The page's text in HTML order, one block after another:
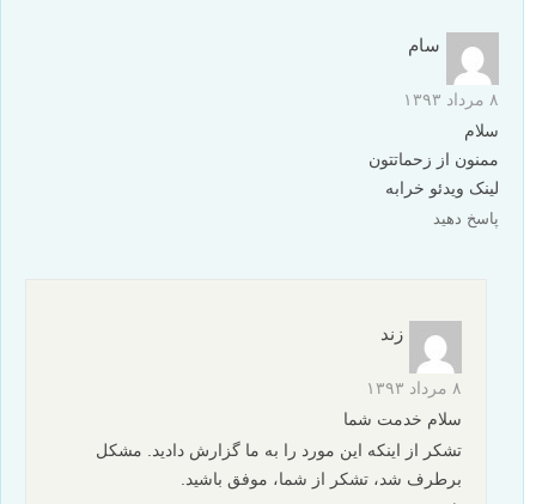
سام
۸ مرداد ۱۳۹۳
سلام
ممنون از زحماتتون
لینک ویدئو خرابه
پاسخ دهید
زند
۸ مرداد ۱۳۹۳
سلام خدمت شما
تشکر از اینکه این مورد را به ما گزارش دادید. مشکل
برطرف شد، تشکر از شما، موفق باشید.